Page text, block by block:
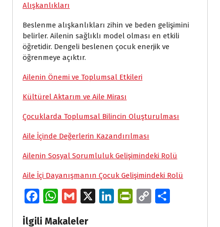
Alışkanlıkları
Beslenme alışkanlıkları zihin ve beden gelişimini
belirler. Ailenin sağlıklı model olması en etkili
öğretidir. Dengeli beslenen çocuk enerjik ve
öğrenmeye açıktır.
Ailenin Önemi ve Toplumsal Etkileri
Kültürel Aktarım ve Aile Mirası
Çocuklarda Toplumsal Bilincin Oluşturulması
Aile İçinde Değerlerin Kazandırılması
Ailenin Sosyal Sorumluluk Gelişimindeki Rolü
Aile İçi Dayanışmanın Çocuk Gelişimindeki Rolü
W
İlgili Makaleler